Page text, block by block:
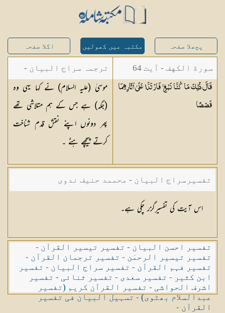
پچھلا صفحہ مکتبہ میں کھولیں اگلا صفحہ
سورة الكهف - آیت 64
قَالَ ذَٰلِكَ مَا كُنَّا نَبْغِ ۚ فَارْتَدَّا عَلَىٰ آثَارِهِمَا
قَصَصًا
ترجمہ سراج البیان -
مستفاد از ترجمتین
شاہ عبدالقادر دھلوی/
شاہ رفیع الدین دھلوی
موسیٰ (علیہ السلام) نے کہا یہی وہ
(جگہ) ہے جس کے ہم متلاشی تھے
پھر دونوں اپنے نقش قدم شناخت
کرتے پیچھے ہٹے ۔
تفسیرسراج البیان - محممد حنیف ندوی
اس آیت کی تفسیرگزر چکی ہے۔
تفسیر احسن البیان - تفسیر تیسیر القرآن -
تفسیر تیسیر الرحمٰن - تفسیر ترجمان القرآن -
تفسیر فہم القرآن - تفسیر سراج البیان - تفسیر
ابن کثیر - تفسیر سعدی - تفسیر ثنائی - تفسیر
اشرف الحواشی - تفسیر القرآن کریم (تفسیر
عبدالسلام بھٹوی)-تسہیل البیان فی تفسیر
القرآن -